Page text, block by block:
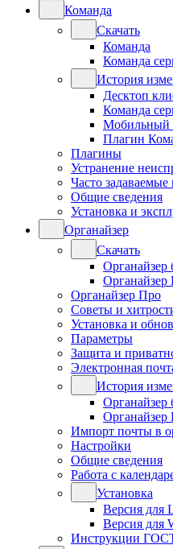
Команда
Скачать
Команда
Команда
История
Десктоп
Команда
Мобильный
Плагин
Плагины
Устранение
Часто
Общие сведения
Установка и
Органайзер
Скачать
Органайзер
Органайзер
Органайзер Про
Советы и
Установка и
Параметры
Защита и
Электронная
История
Органайзер
Органайзер
Импорт почты в
Настройки
Общие сведения
Работа с
Установка
Версия для
Версия для
Инструкции